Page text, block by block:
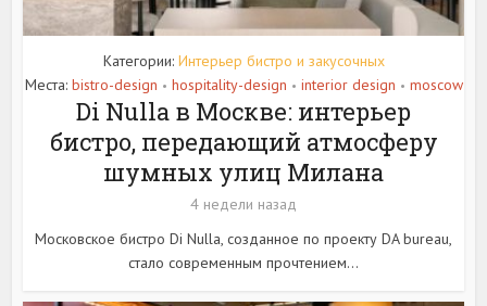
Категории: Интерьер бистро и закусочных
Места: bistro-design • hospitality-design • interior design • moscow
Di Nulla в Москве: интерьер
бистро, передающий атмосферу
шумных улиц Милана
4 недели назад
Московское бистро Di Nulla, созданное по проекту DA bureau,
стало современным прочтением...